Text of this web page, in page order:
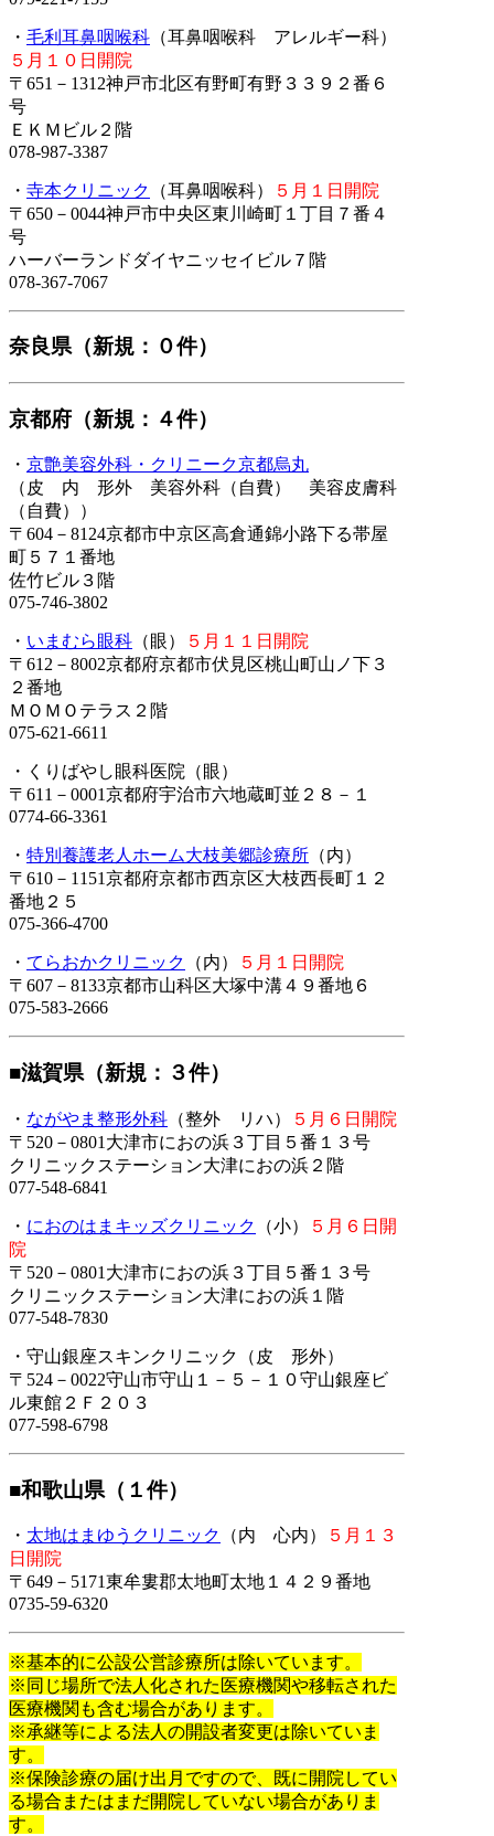
・ 毛利耳鼻咽喉科 （耳鼻咽喉科 アレルギー科）
５月１０日開院
〒651－1312神戸市北区有野町有野３３９２番６
号
ＥＫＭビル２階
078-987-3387
・ 寺本クリニック （耳鼻咽喉科）
５月１日開院
〒650－0044神戸市中央区東川崎町１丁目７番４
号
ハーバーランドダイヤニッセイビル７階
078-367-7067
奈良県（新規：０件）
京都府（新規：４件）
・ 京艶美容外科・クリニーク京都烏丸
（皮 内 形外 美容外科（自費） 美容皮膚科
（自費））
〒604－8124京都市中京区高倉通錦小路下る帯屋
町５７１番地
佐竹ビル３階
075-746-3802
・ いまむら眼科 （眼）
５月１１日開院
〒612－8002京都府京都市伏見区桃山町山ノ下３
２番地
ＭＯＭＯテラス２階
075-621-6611
・くりばやし眼科医院（眼）
〒611－0001京都府宇治市六地蔵町並２８－１
0774-66-3361
・ 特別養護老人ホーム大枝美郷診療所 （内）
〒610－1151京都府京都市西京区大枝西長町１２
番地２５
075-366-4700
・ てらおかクリニック （内）
５月１日開院
〒607－8133京都市山科区大塚中溝４９番地６
075-583-2666
■滋賀県（新規：３件）
・ ながやま整形外科 （整外 リハ）
５月６日開院
〒520－0801大津市におの浜３丁目５番１３号
クリニックステーション大津におの浜２階
077-548-6841
・ におのはまキッズクリニック （小）
５月６日開
院
〒520－0801大津市におの浜３丁目５番１３号
クリニックステーション大津におの浜１階
077-548-7830
・守山銀座スキンクリニック（皮 形外）
〒524－0022守山市守山１－５－１０守山銀座ビ
ル東館２Ｆ２０３
077-598-6798
■和歌山県（１件）
・ 太地はまゆうクリニック （内 心内）
５月１３
日開院
〒649－5171東牟婁郡太地町太地１４２９番地
0735-59-6320
※基本的に公設公営診療所は除いています。
※同じ場所で法人化された医療機関や移転された
医療機関も含む場合があります。
※承継等による法人の開設者変更は除いていま
す。
※保険診療の届け出月ですので、既に開院してい
る場合またはまだ開院していない場合がありま
す。